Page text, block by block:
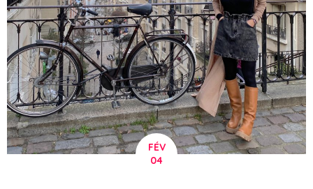
FÉV
04